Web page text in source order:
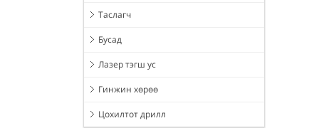
Таслагч
Бусад
Лазер тэгш ус
Гинжин хөрөө
Цохилтот дрилл